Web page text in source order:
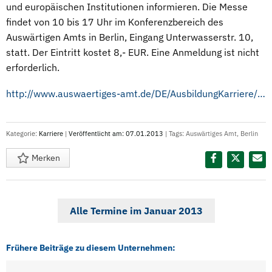
und europäischen Institutionen informieren. Die Messe
findet von 10 bis 17 Uhr im Konferenzbereich des
Auswärtigen Amts in Berlin, Eingang Unterwasserstr. 10,
statt. Der Eintritt kostet 8,- EUR. Eine Anmeldung ist nicht
erforderlich.
http://www.auswaertiges-amt.de/DE/AusbildungKarriere/IO-Taetigkeit/Informationsveranstaltungen/Uebersicht_node.html
Kategorie: Karriere | Veröffentlicht am: 07.01.2013 | Tags: Auswärtiges Amt, Berlin
Merken
Alle Termine im Januar 2013
Frühere Beiträge zu diesem Unternehmen: